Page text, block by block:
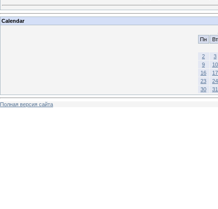
Calendar
Пн
Вт
2
3
9
10
16
17
23
24
30
31
Полная версия сайта